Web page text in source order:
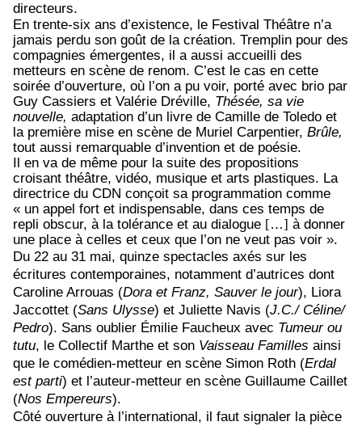
directeurs.
En trente-six ans d’existence, le Festival Théâtre n’a
jamais perdu son goût de la création. Tremplin pour des
compagnies émergentes, il a aussi accueilli des
metteurs en scène de renom. C’est le cas en cette
soirée d’ouverture, où l’on a pu voir, porté avec brio par
Guy Cassiers et Valérie Dréville, Thésée, sa vie
nouvelle, adaptation d’un livre de Camille de Toledo et
la première mise en scène de Muriel Carpentier, Brûle,
tout aussi remarquable d’invention et de poésie.
Il en va de même pour la suite des propositions
croisant théâtre, vidéo, musique et arts plastiques. La
directrice du CDN conçoit sa programmation comme
« un appel fort et indispensable, dans ces temps de
repli obscur, à la tolérance et au dialogue […] à donner
une place à celles et ceux que l’on ne veut pas voir ».
Du 22 au 31 mai, quinze spectacles axés sur les
écritures contemporaines, notamment d’autrices dont
Caroline Arrouas (Dora et Franz, Sauver le jour), Liora
Jaccottet (Sans Ulysse) et Juliette Navis (J.C./ Céline/
Pedro). Sans oublier Émilie Faucheux avec Tumeur ou
tutu, le Collectif Marthe et son Vaisseau Familles ainsi
que le comédien-metteur en scène Simon Roth (Erdal
est parti) et l’auteur-metteur en scène Guillaume Caillet
(Nos Empereurs).
Côté ouverture à l’international, il faut signaler la pièce